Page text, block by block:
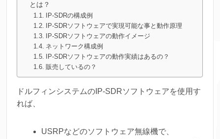
とは？
IP-SDRの構成例
IP-SDRソフトウェアで実現可能な事と動作原理
IP-SDRソフトウェアの動作イメージ
ネットワーク構成例
IP-SDRソフトウェアの動作実績はあるの？
販売しているの？
ドルフィンシステムのIP-SDRソフトウェアを使用す
れば、
USRPなどのソフトウェア無線機で、